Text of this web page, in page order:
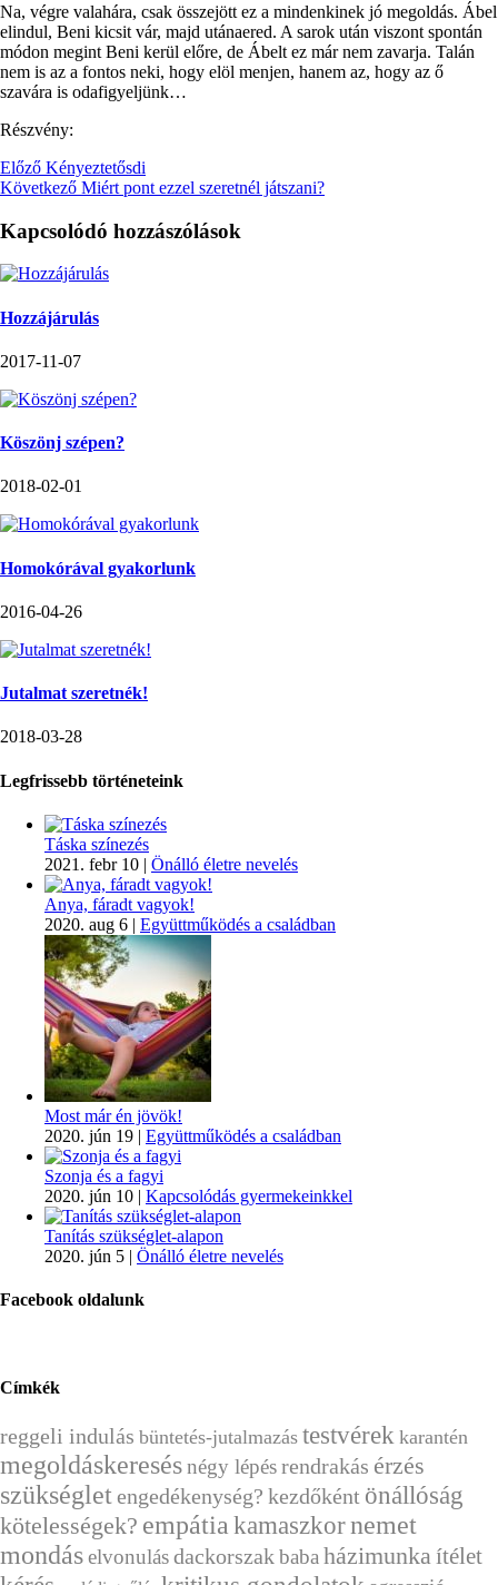
Na, végre valahára, csak összejött ez a mindenkinek jó megoldás. Ábel
elindul, Beni kicsit vár, majd utánaered. A sarok után viszont spontán
módon megint Beni kerül előre, de Ábelt ez már nem zavarja. Talán
nem is az a fontos neki, hogy elöl menjen, hanem az, hogy az ő
szavára is odafigyeljünk…
Részvény:
Előző Kényeztetősdi
Következő Miért pont ezzel szeretnél játszani?
Kapcsolódó hozzászólások
Hozzájárulás
2017-11-07
Köszönj szépen?
2018-02-01
Homokórával gyakorlunk
2016-04-26
Jutalmat szeretnék!
2018-03-28
Legfrissebb történeteink
Táska színezés
2021. febr 10 | Önálló életre nevelés
Anya, fáradt vagyok!
2020. aug 6 | Együttműködés a családban
Most már én jövök!
2020. jún 19 | Együttműködés a családban
Szonja és a fagyi
2020. jún 10 | Kapcsolódás gyermekeinkkel
Tanítás szükséglet-alapon
2020. jún 5 | Önálló életre nevelés
Facebook oldalunk
Címkék
reggeli indulás büntetés-jutalmazás testvérek karantén
megoldáskeresésnégy lépésrendrakás érzés
szükségletengedékenység? kezdőként önállóság
kötelességek? empátia kamaszkornemet
mondáselvonulásdackorszakbaba házimunka ítélet